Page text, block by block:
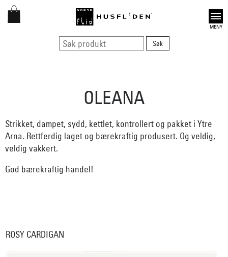
Open
OLEANA
Strikket, dampet, sydd, kettlet, kontrollert og pakket i Ytre
Arna. Rettferdig laget og bærekraftig produsert. Og veldig,
veldig vakkert.
God bærekraftig handel!
ROSY CARDIGAN